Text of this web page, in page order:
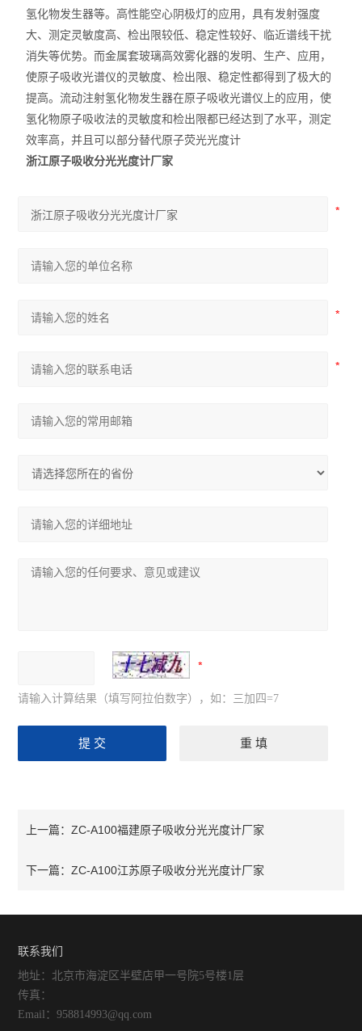
氢化物发生器等。高性能空心阴极灯的应用，具有发射强度
大、测定灵敏度高、检出限较低、稳定性较好、临近谱线干扰
消失等优势。而金属套玻璃高效雾化器的发明、生产、应用，
使原子吸收光谱仪的灵敏度、检出限、稳定性都得到了极大的
提高。流动注射氢化物发生器在原子吸收光谱仪上的应用，使
氢化物原子吸收法的灵敏度和检出限都已经达到了水平，测定
效率高，并且可以部分替代原子荧光光度计
浙江原子吸收分光光度计厂家
请输入计算结果（填写阿拉伯数字），如：三加四=7
上一篇：ZC-A100福建原子吸收分光光度计厂家
下一篇：ZC-A100江苏原子吸收分光光度计厂家
联系我们
地址：北京市海淀区半壁店甲一号院5号楼1层
传真：
Email：958814993@qq.com